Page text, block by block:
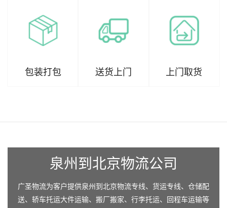
包装打包 送货上门 上门取货
泉州到北京物流公司
广圣物流为客户提供泉州到北京物流专线、货运专线、仓储配
送、轿车托运大件运输、搬厂搬家、行李托运、回程车运输等